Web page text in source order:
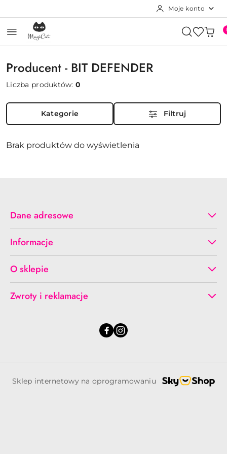
Moje konto
Producent - BIT DEFENDER
Liczba produktów:0
Kategorie Filtruj
Brak produktów do wyświetlenia
Dane adresowe
Informacje
O sklepie
Zwroty i reklamacje
Sklep internetowy na oprogramowaniu